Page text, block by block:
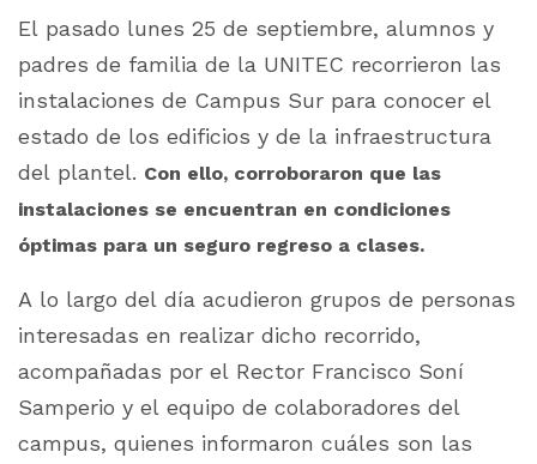
El pasado lunes 25 de septiembre, alumnos y
padres de familia de la UNITEC recorrieron las
instalaciones de Campus Sur para conocer el
estado de los edificios y de la infraestructura
del plantel. Con ello, corroboraron que las
instalaciones se encuentran en condiciones
óptimas para un seguro regreso a clases.
A lo largo del día acudieron grupos de personas
interesadas en realizar dicho recorrido,
acompañadas por el Rector Francisco Soní
Samperio y el equipo de colaboradores del
campus, quienes informaron cuáles son las